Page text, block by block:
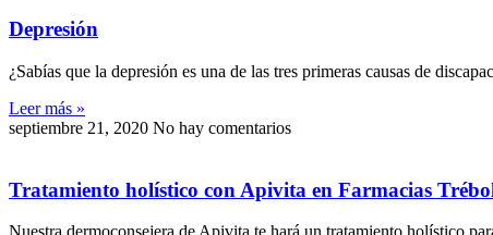
Depresión
¿Sabías que la depresión es una de las tres primeras causas de
Leer más »
septiembre 21, 2020 No hay comentarios
Tratamiento holístico con Apivita en Farmacias